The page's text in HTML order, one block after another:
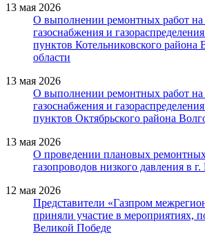
13 мая 2026
О выполнении ремонтных работ на
газоснабжения и
пунктов Котельниковского района
области
13 мая 2026
О выполнении ремонтных работ на
газоснабжения и
пунктов Октябрьского района
13 мая 2026
О проведении плановых ремонтных
газопроводов низкого давления в
12 мая 2026
Представители «Газпром
приняли участие в мероприятиях,
Великой Победе